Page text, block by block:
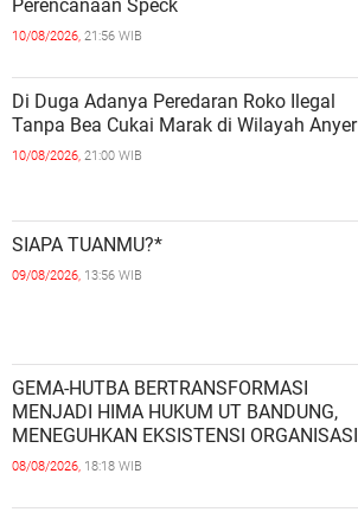
Perencanaan Speck
10/08/2026, 21:56 WIB
Di Duga Adanya Peredaran Roko Ilegal
Tanpa Bea Cukai Marak di Wilayah Anyer
10/08/2026, 21:00 WIB
SIAPA TUANMU?*
09/08/2026, 13:56 WIB
GEMA-HUTBA BERTRANSFORMASI
MENJADI HIMA HUKUM UT BANDUNG,
MENEGUHKAN EKSISTENSI ORGANISASI
MAHASISWA HUKUM UNIVERSITAS
08/08/2026, 18:18 WIB